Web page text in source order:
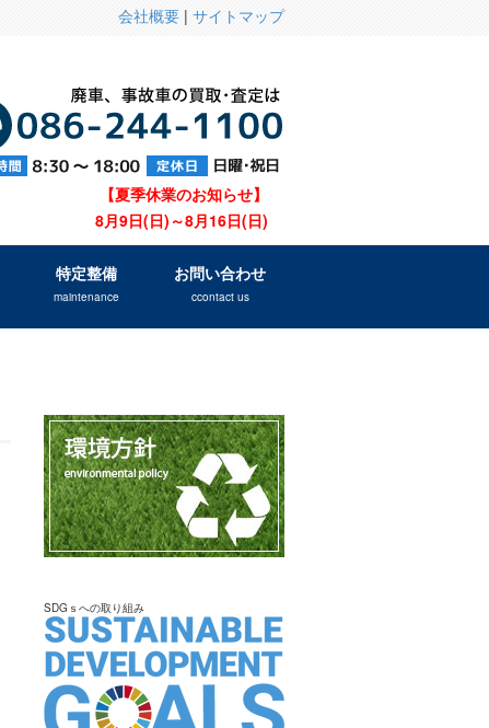
会社概要| サイトマップ
【夏季休業のお知らせ】
8月9日(日)～8月16日(日)
特定整備
maintenance
お問い合わせ
ccontact us
SDGｓへの取り組み